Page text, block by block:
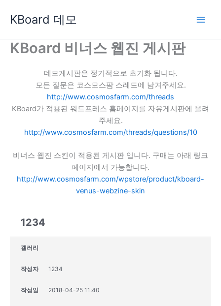
로
KBoard 데모
KBoard 비너스 웹진 게시판
데모게시판은 정기적으로 초기화 됩니다.
모든 질문은 코스모스팜 스레드에 남겨주세요.
http://www.cosmosfarm.com/threads
KBoard가 적용된 워드프레스 홈페이지를 자유게시판에 올려
주세요.
http://www.cosmosfarm.com/threads/questions/10
비너스 웹진 스킨이 적용된 게시판 입니다. 구매는 아래 링크
페이지에서 가능합니다.
http://www.cosmosfarm.com/wpstore/product/kboard-
venus-webzine-skin
1234
갤러리
작성자 1234
작성일 2018-04-25 11:40